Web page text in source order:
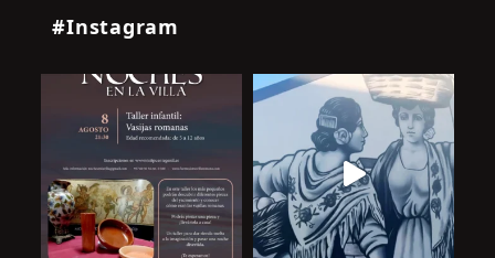
#Instagram